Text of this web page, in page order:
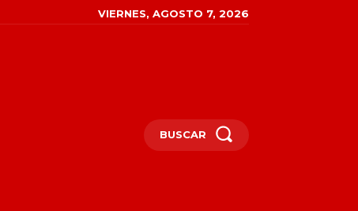
VIERNES, AGOSTO 7, 2026
BUSCAR